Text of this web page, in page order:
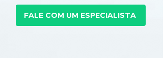
FALE COM UM ESPECIALISTA